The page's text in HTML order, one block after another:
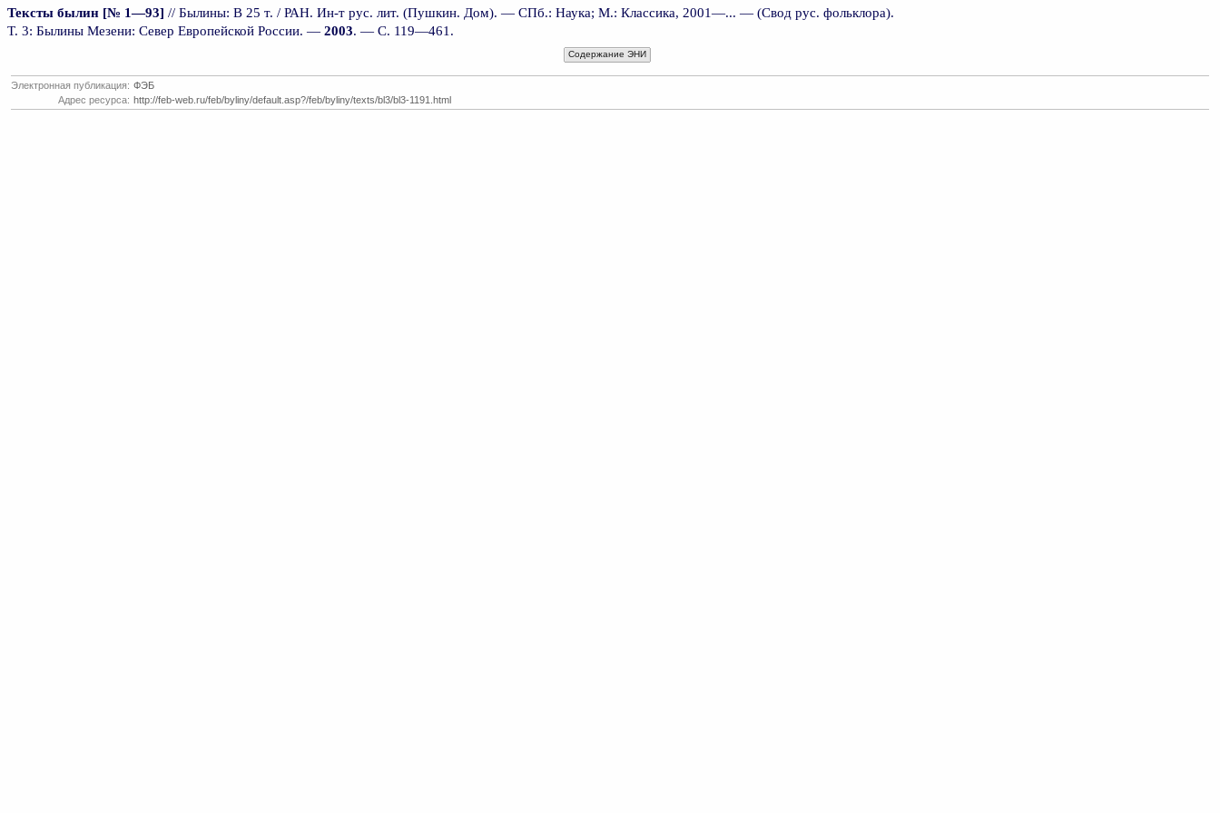
Тексты былин [№ 1—93] // Былины: В 25 т. / РАН. Ин-т рус. лит. (Пушкин. Дом). — СПб.: Наука; М.: Классика, 2001—... — (Свод рус. фольклора).
Т. 3: Былины Мезени: Север Европейской России. — 2003. — С. 119—461.
Содержание ЭНИ
Электронная публикация: ФЭБ
Адрес ресурса: http://feb-web.ru/feb/byliny/default.asp?/feb/byliny/texts/bl3/bl3-1191.html